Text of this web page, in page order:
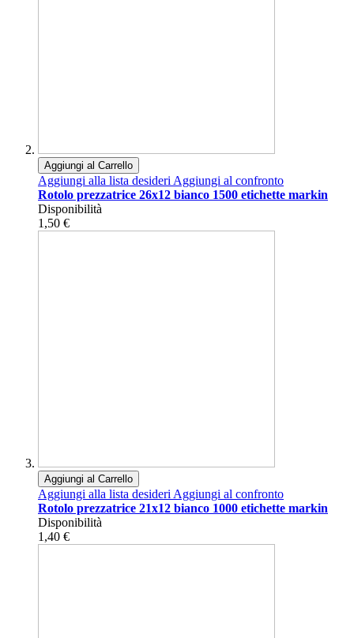
Aggiungi al Carrello
Aggiungi alla lista desideriAggiungi al confronto
Rotolo prezzatrice 26x12 bianco 1500 etichette markin
Disponibilità
1,50 €
Aggiungi al Carrello
Aggiungi alla lista desideriAggiungi al confronto
Rotolo prezzatrice 21x12 bianco 1000 etichette markin
Disponibilità
1,40 €